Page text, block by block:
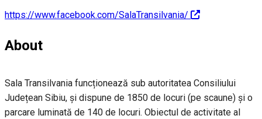
https://www.facebook.com/SalaTransilvania/
About
Sala Transilvania funcționează sub autoritatea Consiliului
Județean Sibiu, și dispune de 1850 de locuri (pe scaune) și o
parcare luminată de 140 de locuri. Obiectul de activitate al